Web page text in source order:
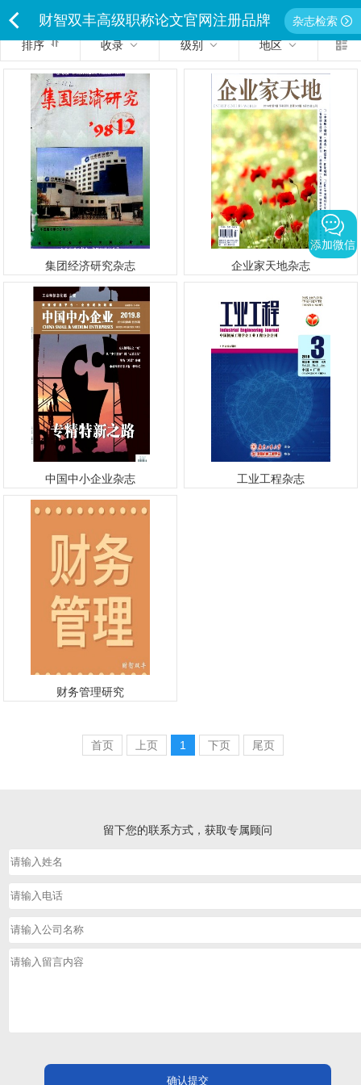
财智双丰高级职称论文官网注册品牌
独家经营严禁侵权违者必究
杂志检索
排序
收录 级别 地区
集团经济研究杂志 企业家天地杂志
中国中小企业杂志 工业工程杂志
财务管理研究
首页 上页 1 下页 尾页
添加微信
留下您的联系方式，获取专属顾问